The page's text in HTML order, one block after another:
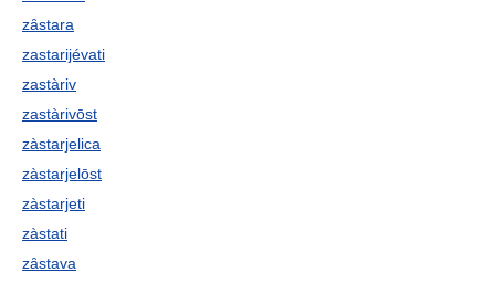
zȃstara
zastarijévati
zastàriv
zastàrivōst
zàstarjelica
zàstarjelōst
zàstarjeti
zàstati
zȃstava